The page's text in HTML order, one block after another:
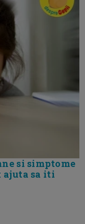
si simptome
ajuta sa iti